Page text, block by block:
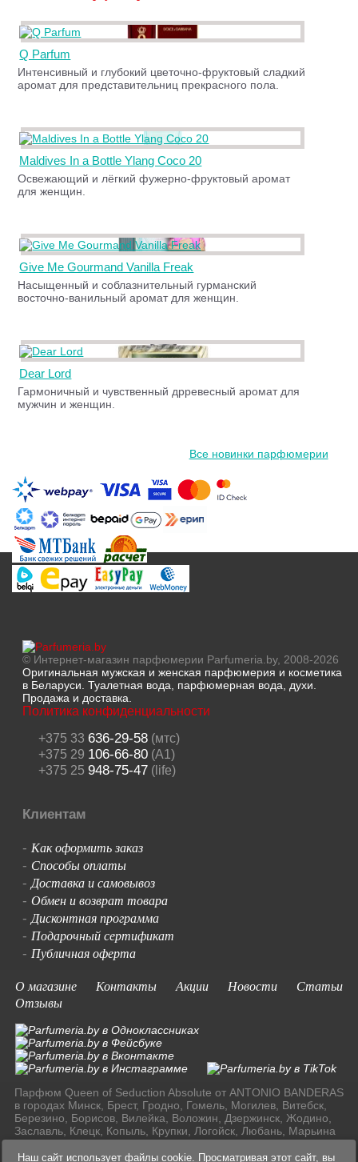
Q Parfum
Интенсивный и глубокий цветочно-фруктовый сладкий
аромат для представительниц прекрасного пола.
Maldives In a Bottle Ylang Coco 20
Освежающий и лёгкий фужерно-фруктовый аромат
для женщин.
Give Me Gourmand Vanilla Freak
Насыщенный и соблазнительный гурманский
восточно-ванильный аромат для женщин.
Dear Lord
Гармоничный и чувственный дрревесный аромат для
мужчин и женщин.
Все новинки парфюмерии
© Интернет-магазин парфюмерии Parfumeria.by, 2008-2026
Оригинальная мужская и женская парфюмерия и косметика
в Беларуси. Туалетная вода, парфюмерная вода, духи.
Продажа и доставка.
Политика конфиденциальности
+375 33 636-29-58(мтс)
+375 29 106-66-80(A1)
+375 25 948-75-47(life)
Клиентам
- Как оформить заказ
- Способы оплаты
-Доставка и самовывоз
- Обмен и возврат товара
-Дисконтная программа
- Подарочный сертификат
- Публичная оферта
О магазине
Контакты Акции Новости
Статьи
Отзывы
Парфюм Queen of Seduction Absolute от ANTONIO BANDERAS
в городах Минск, Брест, Гродно, Гомель, Могилев, Витебск,
Березино, Борисов, Вилейка, Воложин, Дзержинск, Жодино,
Заславль, Клецк, Копыль, Крупки, Логойск, Любань, Марьина
Горка, Молодечно, Мядель, Несвиж, Слуцк, Смолевичи,
Солигорск, Старые Дороги, Столбцы, Узда, Фаниполь по
Наш сайт использует файлы cookie. Просматривая этот сайт, вы